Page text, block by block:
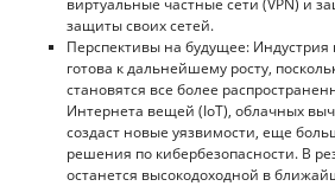
защиты своих сетей.
Перспективы на будущее: Индустрия
готова к дальнейшему росту,
становятся все более
Интернета вещей (IoT), облачных
создаст новые уязвимости, еще
решения по кибербезопасности. В
останется высокодоходной в